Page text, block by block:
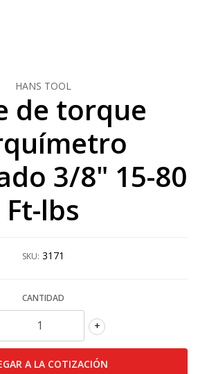
HANS TOOL
de torque
3/8" 15-80
Ft-lbs
SKU: 3171
CANTIDAD
+